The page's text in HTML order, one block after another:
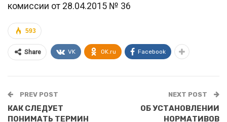
комиссии от 28.04.2015 № 36
593
Share VK OK.ru Facebook
PREV POST
КАК СЛЕДУЕТ
ПОНИМАТЬ ТЕРМИН
NEXT POST
ОБ УСТАНОВЛЕНИИ
НОРМАТИВОВ